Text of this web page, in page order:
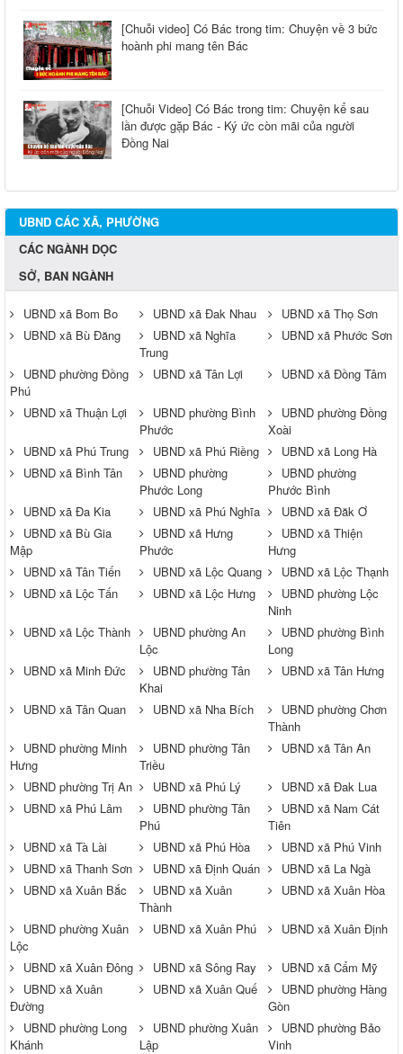
[Chuỗi video] Có Bác trong tim: Chuyện về 3 bức
hoành phi mang tên Bác
[Chuỗi Video] Có Bác trong tim: Chuyện kể sau
lần được gặp Bác - Ký ức còn mãi của người
Đồng Nai
UBND CÁC XÃ, PHƯỜNG
CÁC NGÀNH DỌC
SỞ, BAN NGÀNH
UBND xã Bom Bo UBND xã Đak Nhau
UBND xã Thọ Sơn
UBND xã Bù Đăng
UBND xã Nghĩa
Trung
UBND xã Phước Sơn
UBND phường Đồng
Phú
UBND xã Tân Lợi UBND xã Đồng Tâm
UBND xã Thuận Lợi
UBND phường Bình
Phước
UBND phường Đồng
Xoài
UBND xã Phú Trung
UBND xã Phú Riềng
UBND xã Long Hà
UBND xã Bình Tân
UBND phường
Phước Long
UBND phường
Phước Bình
UBND xã Đa Kia
UBND xã Phú Nghĩa
UBND xã Đăk Ơ
UBND xã Bù Gia
Mập
UBND xã Hưng
Phước
UBND xã Thiện
Hưng
UBND xã Tân Tiến
UBND xã Lộc Quang
UBND xã Lộc Thạnh
UBND xã Lộc Tấn
UBND xã Lộc Hưng
UBND phường Lộc
Ninh
UBND xã Lộc Thành
UBND phường An
Lộc
UBND phường Bình
Long
UBND xã Minh Đức
UBND phường Tân
Khai
UBND xã Tân Hưng
UBND xã Tân Quan UBND xã Nha Bích
UBND phường Chơn
Thành
UBND phường Minh
Hưng
UBND phường Tân
Triều
UBND xã Tân An
UBND phường Trị An UBND xã Phú Lý
UBND xã Đak Lua
UBND xã Phú Lâm
UBND phường Tân
Phú
UBND xã Nam Cát
Tiên
UBND xã Tà Lài
UBND xã Phú Hòa
UBND xã Phú Vinh
UBND xã Thanh Sơn
UBND xã Định Quán
UBND xã La Ngà
UBND xã Xuân Bắc
UBND xã Xuân
Thành
UBND xã Xuân Hòa
UBND phường Xuân
Lộc
UBND xã Xuân Phú UBND xã Xuân Định
UBND xã Xuân Đông UBND xã Sông Ray
UBND xã Cẩm Mỹ
UBND xã Xuân
Đường
UBND xã Xuân Quế
UBND phường Hàng
Gòn
UBND phường Long
Khánh
UBND phường Xuân
Lập
UBND phường Bảo
Vinh